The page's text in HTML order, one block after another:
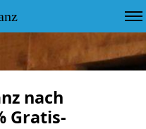
nach
Gratis-